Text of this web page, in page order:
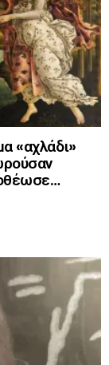
«αχλάδι»